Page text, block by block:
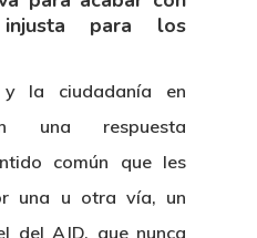
para los
y la ciudadanía en
una respuesta
común que les
una u otra vía, un
del AJD, que nunca